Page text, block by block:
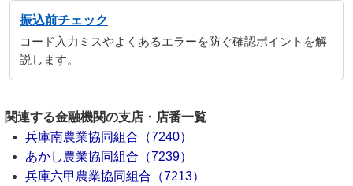
振込前チェック
コード入力ミスやよくあるエラーを防ぐ確認ポイントを解
説します。
関連する金融機関の支店・店番一覧
兵庫南農業協同組合（7240）
あかし農業協同組合（7239）
兵庫六甲農業協同組合（7213）